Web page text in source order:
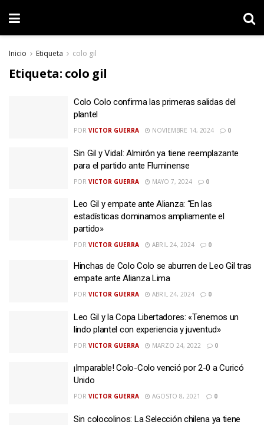
Inicio Etiqueta colo gil
Etiqueta: colo gil
Colo Colo confirma las primeras salidas del
plantel
POR VICTOR GUERRA NOVIEMBRE 14, 2024 0
Sin Gil y Vidal: Almirón ya tiene reemplazante
para el partido ante Fluminense
POR VICTOR GUERRA MAYO 7, 2024 0
Leo Gil y empate ante Alianza: “En las
estadísticas dominamos ampliamente el
partido»
POR VICTOR GUERRA ABRIL 24, 2024 0
Hinchas de Colo Colo se aburren de Leo Gil tras
empate ante Alianza Lima
POR VICTOR GUERRA ABRIL 24, 2024 0
Leo Gil y la Copa Libertadores: «Tenemos un
lindo plantel con experiencia y juventud»
POR VICTOR GUERRA MARZO 24, 2022 0
¡Imparable! Colo-Colo venció por 2-0 a Curicó
Unido
POR VICTOR GUERRA AGOSTO 8, 2021 0
Sin colocolinos: La Selección chilena ya tiene